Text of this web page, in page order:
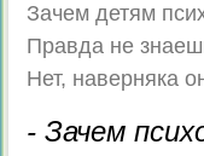
Зачем детям
Правда не
Нет, наверняка
- Зачем